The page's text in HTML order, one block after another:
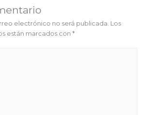
electrónico no será publicada. Los
están marcados con *